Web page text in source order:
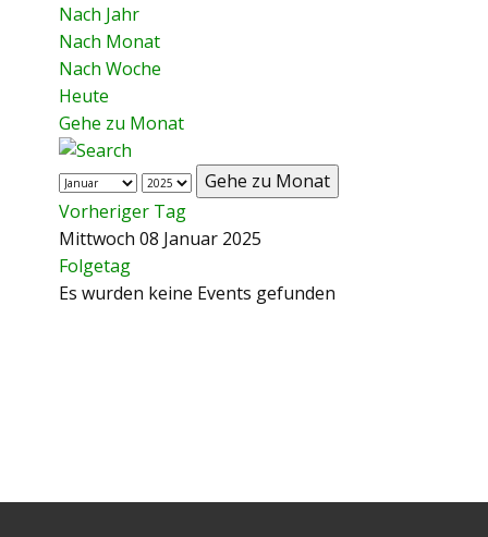
Nach Jahr
Nach Monat
Nach Woche
Heute
Gehe zu Monat
Gehe zu Monat
Vorheriger Tag
Mittwoch 08 Januar 2025
Folgetag
Es wurden keine Events gefunden